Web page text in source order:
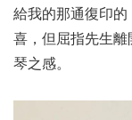
給我的那通復印
喜，但屈指先生
琴之感。